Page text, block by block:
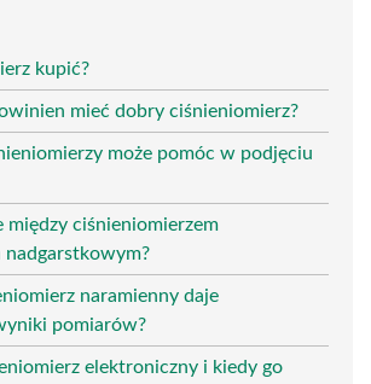
kupić?
mieć dobry ciśnieniomierz?
może pomóc w podjęciu
między ciśnieniomierzem
nadgarstkowym?
naramienny daje
pomiarów?
elektroniczny i kiedy go